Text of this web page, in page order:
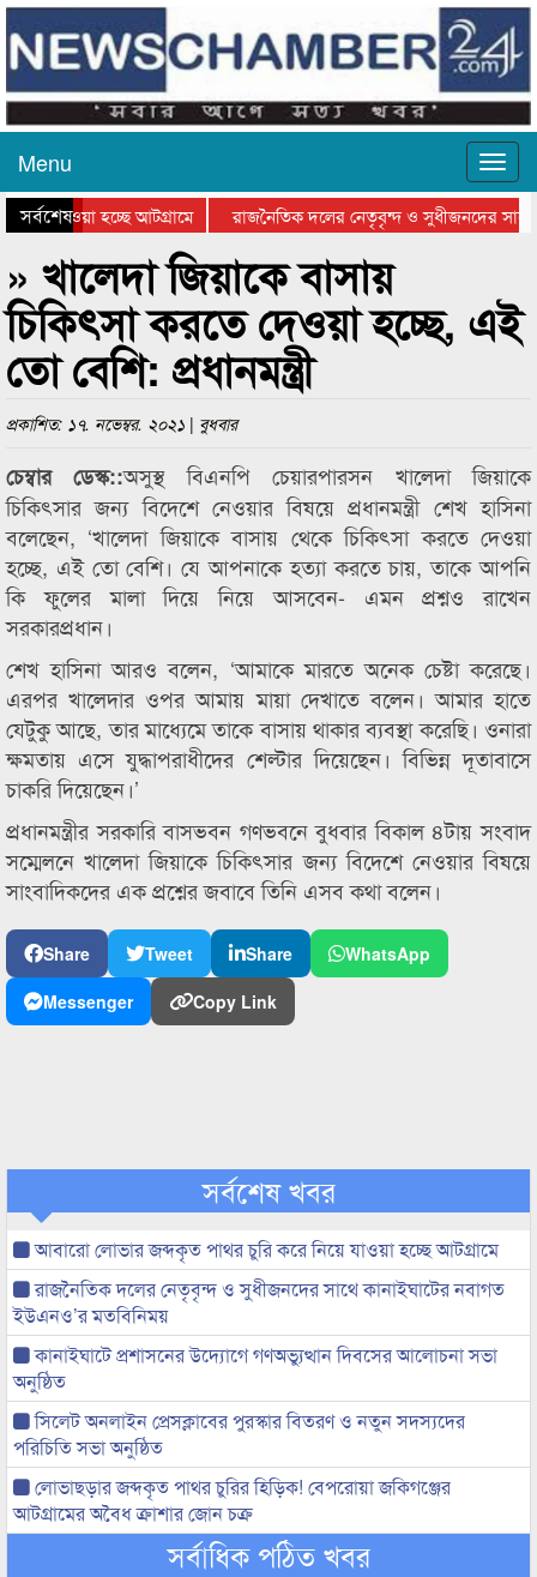
Menu
সর্বশেষ
যাওয়া হচ্ছে আটগ্রামে
রাজনৈতিক দলের নেতৃবৃন্দ ও সুধীজনদের সাথে
পুরস্কার বিতরণ সম্পন্ন
» খালেদা জিয়াকে বাসায়
চিকিৎসা করতে দেওয়া হচ্ছে, এই
তো বেশি: প্রধানমন্ত্রী
প্রকাশিত: ১৭. নভেম্বর. ২০২১ | বুধবার
চেম্বার ডেস্ক::অসুস্থ বিএনপি চেয়ারপারসন খালেদা জিয়াকে
চিকিৎসার জন্য বিদেশে নেওয়ার বিষয়ে প্রধানমন্ত্রী শেখ হাসিনা
বলেছেন, ‘খালেদা জিয়াকে বাসায় থেকে চিকিৎসা করতে দেওয়া
হচ্ছে, এই তো বেশি। যে আপনাকে হত্যা করতে চায়, তাকে আপনি
কি ফুলের মালা দিয়ে নিয়ে আসবেন- এমন প্রশ্নও রাখেন
সরকারপ্রধান।
শেখ হাসিনা আরও বলেন, ‘আমাকে মারতে অনেক চেষ্টা করেছে।
এরপর খালেদার ওপর আমায় মায়া দেখাতে বলেন। আমার হাতে
যেটুকু আছে, তার মাধ্যেমে তাকে বাসায় থাকার ব্যবস্থা করেছি। ওনারা
ক্ষমতায় এসে যুদ্ধাপরাধীদের শেল্টার দিয়েছেন। বিভিন্ন দূতাবাসে
চাকরি দিয়েছেন।’
প্রধানমন্ত্রীর সরকারি বাসভবন গণভবনে বুধবার বিকাল ৪টায় সংবাদ
সম্মেলনে খালেদা জিয়াকে চিকিৎসার জন্য বিদেশে নেওয়ার বিষয়ে
সাংবাদিকদের এক প্রশ্নের জবাবে তিনি এসব কথা বলেন।
Share Tweet Share
WhatsApp
Messenger
Copy Link
সর্বশেষ খবর
আবারো লোভার জব্দকৃত পাথর চুরি করে নিয়ে যাওয়া হচ্ছে আটগ্রামে
রাজনৈতিক দলের নেতৃবৃন্দ ও সুধীজনদের সাথে কানাইঘাটের নবাগত
ইউএনও’র মতবিনিময়
কানাইঘাটে প্রশাসনের উদ্যোগে গণঅভ্যুত্থান দিবসের আলোচনা সভা
অনুষ্ঠিত
সিলেট অনলাইন প্রেসক্লাবের পুরস্কার বিতরণ ও নতুন সদস্যদের
পরিচিতি সভা অনুষ্ঠিত
লোভাছড়ার জব্দকৃত পাথর চুরির হিড়িক! বেপরোয়া জকিগঞ্জের
আটগ্রামের অবৈধ ক্রাশার জোন চক্র
সর্বাধিক পঠিত খবর